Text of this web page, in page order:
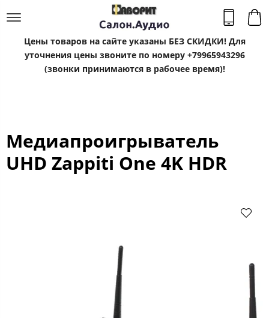
Цены товаров на сайте указаны БЕЗ СКИДКИ! Для
уточнения цены звоните по номеру +79965943296
(звонки принимаются в рабочее время)!
Медиапроигрыватель
UHD Zappiti One 4K HDR